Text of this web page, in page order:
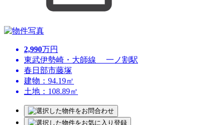
2,990万円
東武伊勢崎・大師線 一ノ割駅
春日部市藤塚
建物：94.19㎡
土地：108.89㎡